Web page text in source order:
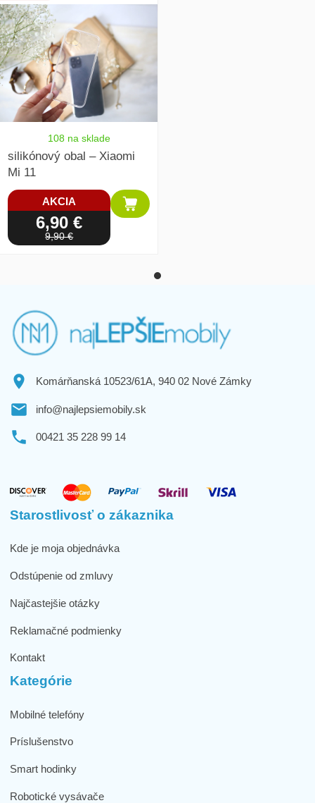
108 na sklade
silikónový obal – Xiaomi
Mi 11
AKCIA
6,90 €
9,90 €
Komárňanská 10523/61A, 940 02 Nové Zámky
info@najlepsiemobily.sk
00421 35 228 99 14
Starostlivosť o zákaznika
Kde je moja objednávka
Odstúpenie od zmluvy
Najčastejšie otázky
Reklamačné podmienky
Kontakt
Kategórie
Mobilné telefóny
Príslušenstvo
Smart hodinky
Robotické vysávače